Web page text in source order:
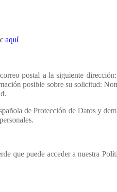
aquí
postal a la siguiente
posible sobre su solicitud:
de Protección de Datos y
que puede acceder a nuestra